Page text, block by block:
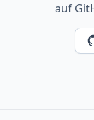
auf